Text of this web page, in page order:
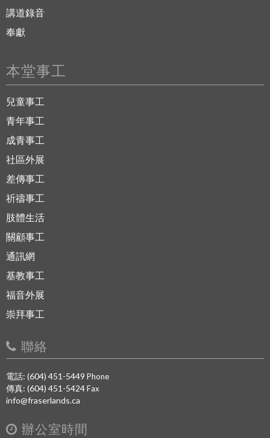
講道錄音
奉獻
本堂事工
兒童事工
青年事工
成青事工
社區外展
差傳事工
祈禱事工
肢體生活
關顧事工
通訊網
基教事工
福音外展
崇拜事工
聯絡
電話: (604) 451-5449 Phone
傳真: (604) 451-5424Fax
info@fraserlands.ca
辦公室時間